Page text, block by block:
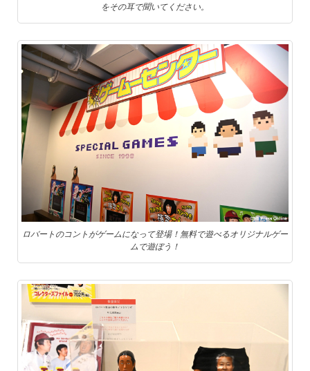
をその耳で聞いてください。
ロバートのコントがゲームになって登場！無料で遊べるオリジナルゲー
ムで遊ぼう！